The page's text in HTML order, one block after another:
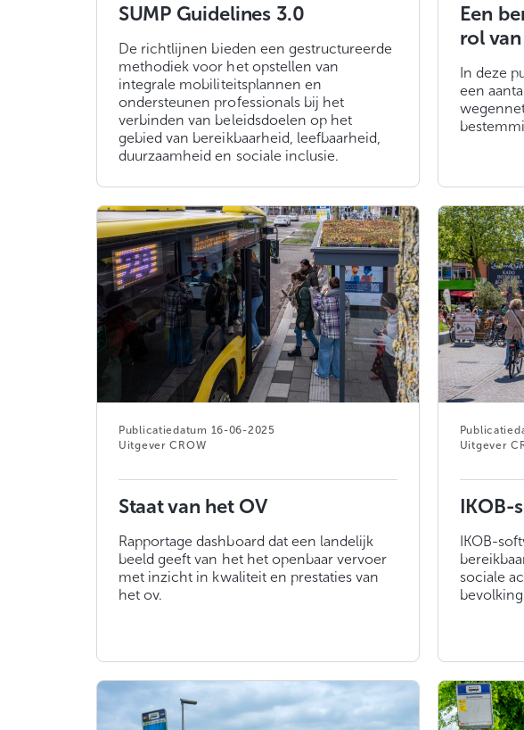
SUMP Guidelines 3.0
De richtlijnen bieden een gestructureerde
methodiek voor het opstellen van
integrale mobiliteitsplannen en
ondersteunen professionals bij het
verbinden van beleidsdoelen op het
gebied van bereikbaarheid, leefbaarheid,
duurzaamheid en sociale inclusie.
Een
rol
In deze
een
16-06-2025
CROW
Staat van het OV
Rapportage dashboard dat een landelijk
beeld geeft van het het openbaar vervoer
met inzicht in kwaliteit en prestaties van
het ov.
IKOB-
IKOB-
sociale